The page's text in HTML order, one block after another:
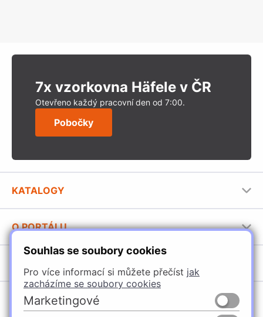
Souhlas se soubory cookies
Pro více informací si můžete přečíst jak
zacházíme se soubory cookies
Marketingové
7x vzorkovna Häfele v ČR
Otevřeno každý pracovní den od 7:00.
Pobočky
KATALOGY
Stavební katalog Häfele
Brožury Häfele
O PORTÁLU
Provozovatel portálu
Jak používat portál
Úchytky
Nábytkové kování
POBOČKY